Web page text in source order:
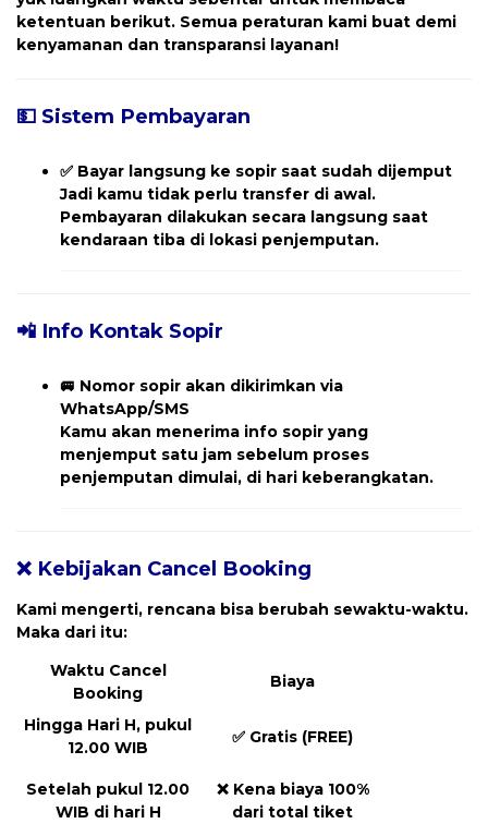
ketentuan berikut. Semua peraturan kami buat demi
kenyamanan dan transparansi layanan!
💵 Sistem Pembayaran
✅ Bayar langsung ke sopir saat sudah dijemput
Jadi kamu tidak perlu transfer di awal.
Pembayaran dilakukan secara langsung saat
kendaraan tiba di lokasi penjemputan.
📲 Info Kontak Sopir
🚐 Nomor sopir akan dikirimkan via
WhatsApp/SMS
Kamu akan menerima info sopir yang
menjemput satu jam sebelum proses
penjemputan dimulai, di hari keberangkatan.
❌ Kebijakan Cancel Booking
Kami mengerti, rencana bisa berubah sewaktu-waktu.
Maka dari itu:
Waktu Cancel
Booking
Biaya
Hingga Hari H, pukul
12.00 WIB
✅ Gratis (FREE)
Setelah pukul 12.00
WIB di hari H
❌ Kena biaya 100%
dari total tiket